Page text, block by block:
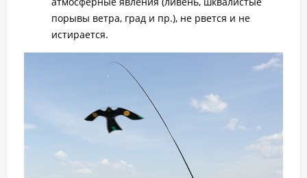
порывы ветра, град и пр.), не рвется и не
истирается.